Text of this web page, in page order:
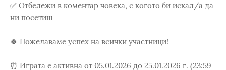
✅ Отбележи в коментар човека, с когото би искал/а да
ни посетиш
🍀 Пожелаваме успех на всички участници!
⏰ Играта е активна от 05.01.2026 до 25.01.2026 г. (23:59